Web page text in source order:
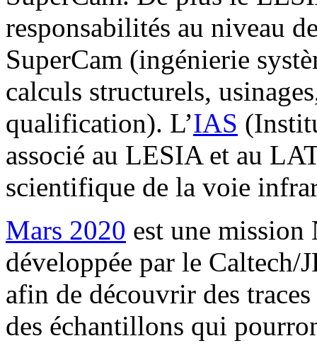
responsabilités au niveau
SuperCam (ingénierie
calculs structurels,
qualification). L’IAS
associé au LESIA et au
scientifique de la voie
Mars 2020 est une
développée par le Caltech/
afin de découvrir des
des échantillons qui